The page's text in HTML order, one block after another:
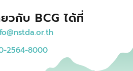
วกับ BCG ได้ที่
2564-8000